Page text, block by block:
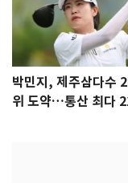
박민지, 제주삼다수
위 도약…통산 최다